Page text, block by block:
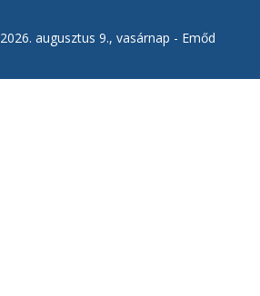
2026. augusztus 9., vasárnap - Emőd